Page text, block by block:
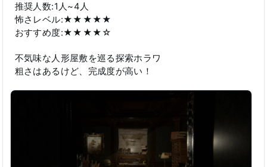
推奨人数:1人~4人
怖さレベル:★★★★★
おすすめ度:★★★★☆
不気味な人形屋敷を巡る探索ホラワ
粗さはあるけど、完成度が高い！